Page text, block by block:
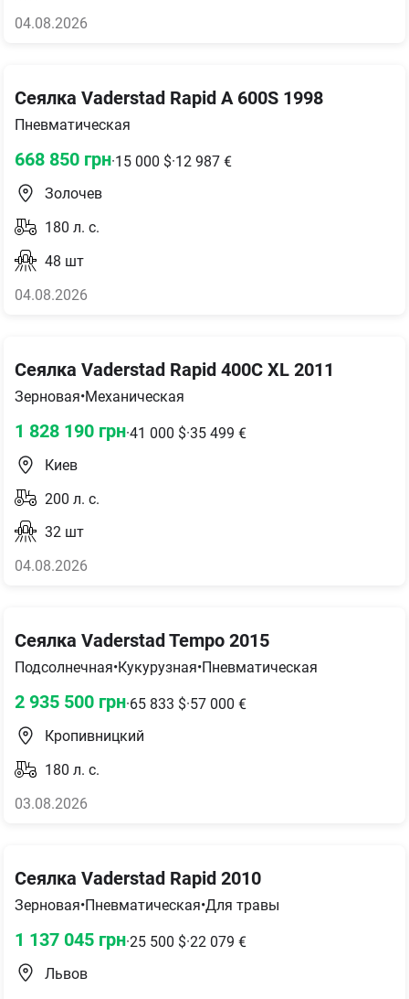
04.08.2026
Сеялка Vaderstad Rapid A 600S 1998
Пневматическая
668 850 грн·15 000 $·12 987 €
Золочев
180 л. с.
48 шт
04.08.2026
Сеялка Vaderstad Rapid 400C XL 2011
Зерновая•Механическая
1 828 190 грн·41 000 $·35 499 €
Киев
200 л. с.
32 шт
04.08.2026
Сеялка Vaderstad Tempo 2015
Подсолнечная•Кукурузная•Пневматическая
2 935 500 грн·65 833 $·57 000 €
Кропивницкий
180 л. с.
03.08.2026
Сеялка Vaderstad Rapid 2010
Зерновая•Пневматическая•Для травы
1 137 045 грн·25 500 $·22 079 €
Львов